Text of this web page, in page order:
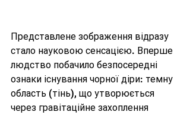
Представлене зображення відразу
стало науковою сенсацією. Вперше
людство побачило безпосередні
ознаки існування чорної діри: темну
область (тінь), що утворюється
через гравітаційне захоплення